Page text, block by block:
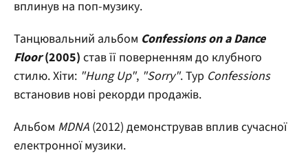
вплинув на поп-музику.
Танцювальний альбом Confessions on a Dance
Floor(2005) став її поверненням до клубного
стилю. Хіти: "Hung Up", "Sorry". Тур Confessions
встановив нові рекорди продажів.
Альбом MDNA (2012) демонстрував вплив сучасної
електронної музики.